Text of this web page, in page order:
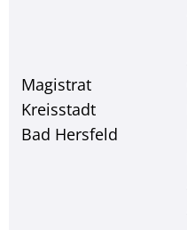
Magistrat
Kreisstadt
Bad Hersfeld